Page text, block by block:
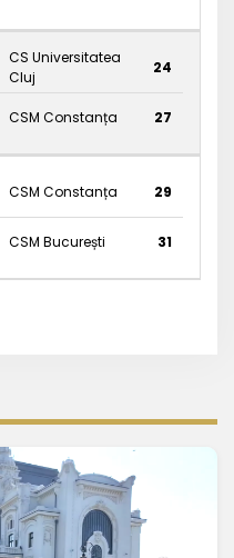
CS Universitatea
Cluj
24
CSM Constanța 27
CSM Constanța 29
CSM București 31